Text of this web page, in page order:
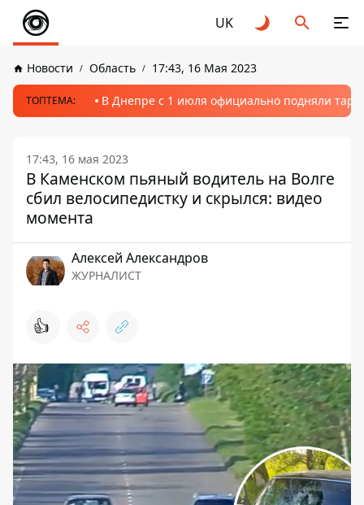
UK
Новости Область 17:43, 16 Мая 2023
ТОПТЕМА: В Днепре с 1 июля официально подняли
17:43, 16 мая 2023
В Каменском пьяный водитель на Волге
сбил велосипедистку и скрылся: видео
момента
Алексей Александров
ЖУРНАЛИСТ
👍